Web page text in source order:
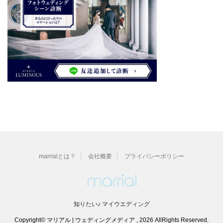
marrialとは？ 会社概要 プライバシーポリシー
知りたい♪ マイウエディング
Copyright© マリアル | ウェディングメディア , 2026 AllRights Reserved.